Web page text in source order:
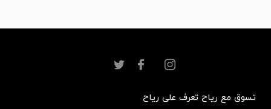
تسوق مع رياح تعرف على رياح